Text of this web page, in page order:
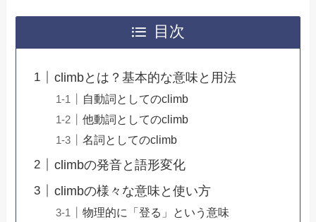
目次
climbとは？基本的な意味と用法
自動詞としてのclimb
他動詞としてのclimb
名詞としてのclimb
climbの発音と語形変化
climbの様々な意味と使い方
物理的に「登る」という意味